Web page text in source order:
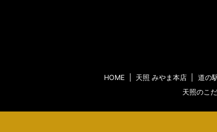
HOME 天照 みやま本店 道の
天照のこ